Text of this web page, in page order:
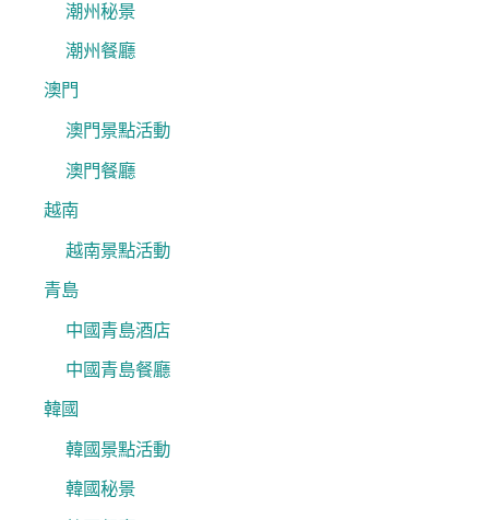
潮州秘景
潮州餐廳
澳門
澳門景點活動
澳門餐廳
越南
越南景點活動
青島
中國青島酒店
中國青島餐廳
韓國
韓國景點活動
韓國秘景